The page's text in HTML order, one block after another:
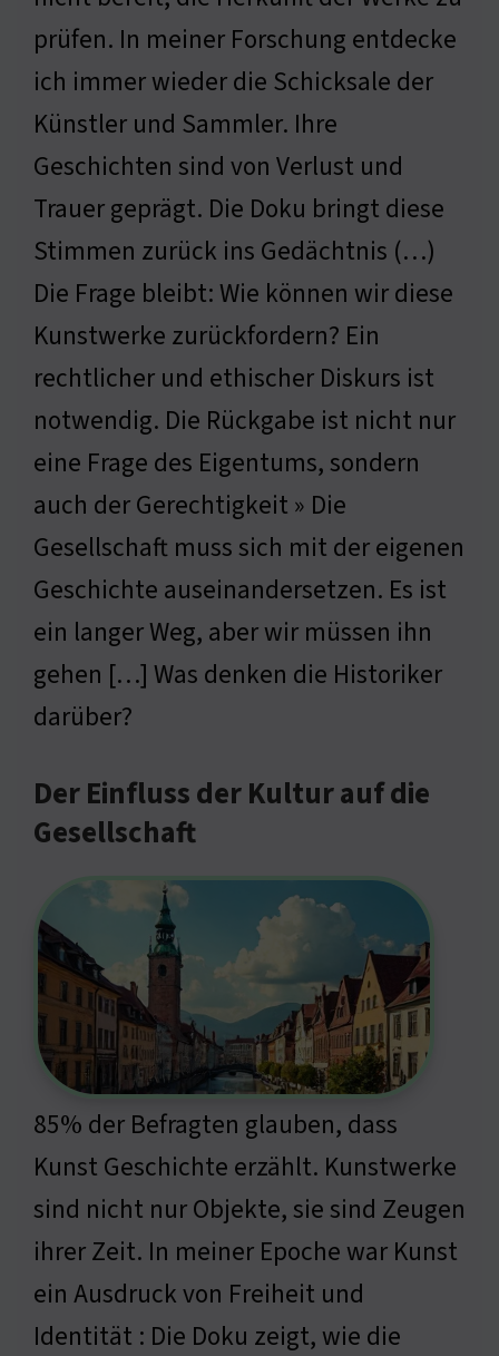
prüfen. In meiner Forschung entdecke
ich immer wieder die Schicksale der
Künstler und Sammler. Ihre
Geschichten sind von Verlust und
Trauer geprägt. Die Doku bringt diese
Stimmen zurück ins Gedächtnis (…)
Die Frage bleibt: Wie können wir diese
Kunstwerke zurückfordern? Ein
rechtlicher und ethischer Diskurs ist
notwendig. Die Rückgabe ist nicht nur
eine Frage des Eigentums, sondern
auch der Gerechtigkeit » Die
Gesellschaft muss sich mit der eigenen
Geschichte auseinandersetzen. Es ist
ein langer Weg, aber wir müssen ihn
gehen […] Was denken die Historiker
darüber?
Der Einfluss der Kultur auf die
Gesellschaft
85% der Befragten glauben, dass
Kunst Geschichte erzählt. Kunstwerke
sind nicht nur Objekte, sie sind Zeugen
ihrer Zeit. In meiner Epoche war Kunst
ein Ausdruck von Freiheit und
Identität : Die Doku zeigt, wie die